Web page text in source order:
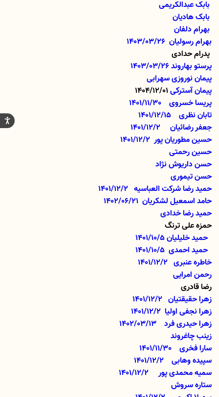
بهرام رسولیان 1403/03/26
پرستو بهاروند 1403/03/26
پیمان نوروزی سهرابی
پیمان آسترکی
پریسا خسروی
1401/11/30
تابان نظری 1401/12/15
جعفر رضائیان
حسین مطوریان پور 1401/12/2
حسین رحمتی
حسن داریوش نژاد
حسن تیموری
حمید رضا شرکت العباسیه
حامد اسمعیل لشکریان 1402/06/21
حمید رضا خدادی
حمزه علی ترنگ
حمید خلیلیان 1401/10/5
حمید احمدی
خاطره عنبری
رحمن امرایی
رضا قادری
زهرا حقیقتیان 1401/12/2
زهرا نجفی اولیا 1401/12/2
زهرا حیدری فرد 1402/03/13
زینب چاغروند
سارا فخری
1401/11/30
سپیده وهابی 1401/12/2
سمیه محمدی پور 1401/12/2
ستاره سروش